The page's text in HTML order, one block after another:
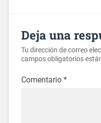
Deja una
Tu dirección de correo
campos obligatorios
Comentario *